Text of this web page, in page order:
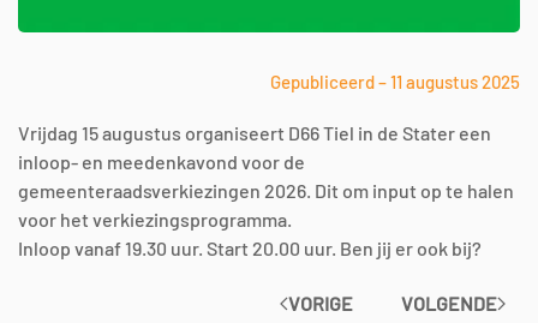
Gepubliceerd – 11 augustus 2025
Vrijdag 15 augustus organiseert D66 Tiel in de Stater een
inloop- en meedenkavond voor de
gemeenteraadsverkiezingen 2026. Dit om input op te halen
voor het verkiezingsprogramma.
Inloop vanaf 19.30 uur. Start 20.00 uur. Ben jij er ook bij?
VORIGE VOLGENDE